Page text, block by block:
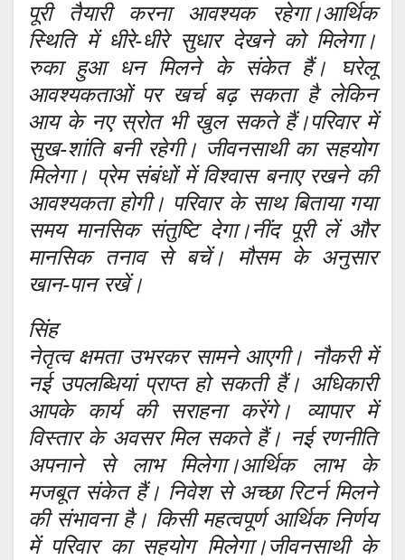
पूरी तैयारी करना आवश्यक रहेगा।आर्थिक
स्थिति में धीरे-धीरे सुधार देखने को मिलेगा।
रुका हुआ धन मिलने के संकेत हैं। घरेलू
आवश्यकताओं पर खर्च बढ़ सकता है लेकिन
आय के नए स्रोत भी खुल सकते हैं।परिवार में
सुख-शांति बनी रहेगी। जीवनसाथी का सहयोग
मिलेगा। प्रेम संबंधों में विश्वास बनाए रखने की
आवश्यकता होगी। परिवार के साथ बिताया गया
समय मानसिक संतुष्टि देगा।नींद पूरी लें और
मानसिक तनाव से बचें। मौसम के अनुसार
खान-पान रखें।
सिंह
नेतृत्व क्षमता उभरकर सामने आएगी। नौकरी में
नई उपलब्धियां प्राप्त हो सकती हैं। अधिकारी
आपके कार्य की सराहना करेंगे। व्यापार में
विस्तार के अवसर मिल सकते हैं। नई रणनीति
अपनाने से लाभ मिलेगा।आर्थिक लाभ के
मजबूत संकेत हैं। निवेश से अच्छा रिटर्न मिलने
की संभावना है। किसी महत्वपूर्ण आर्थिक निर्णय
में परिवार का सहयोग मिलेगा।जीवनसाथी के